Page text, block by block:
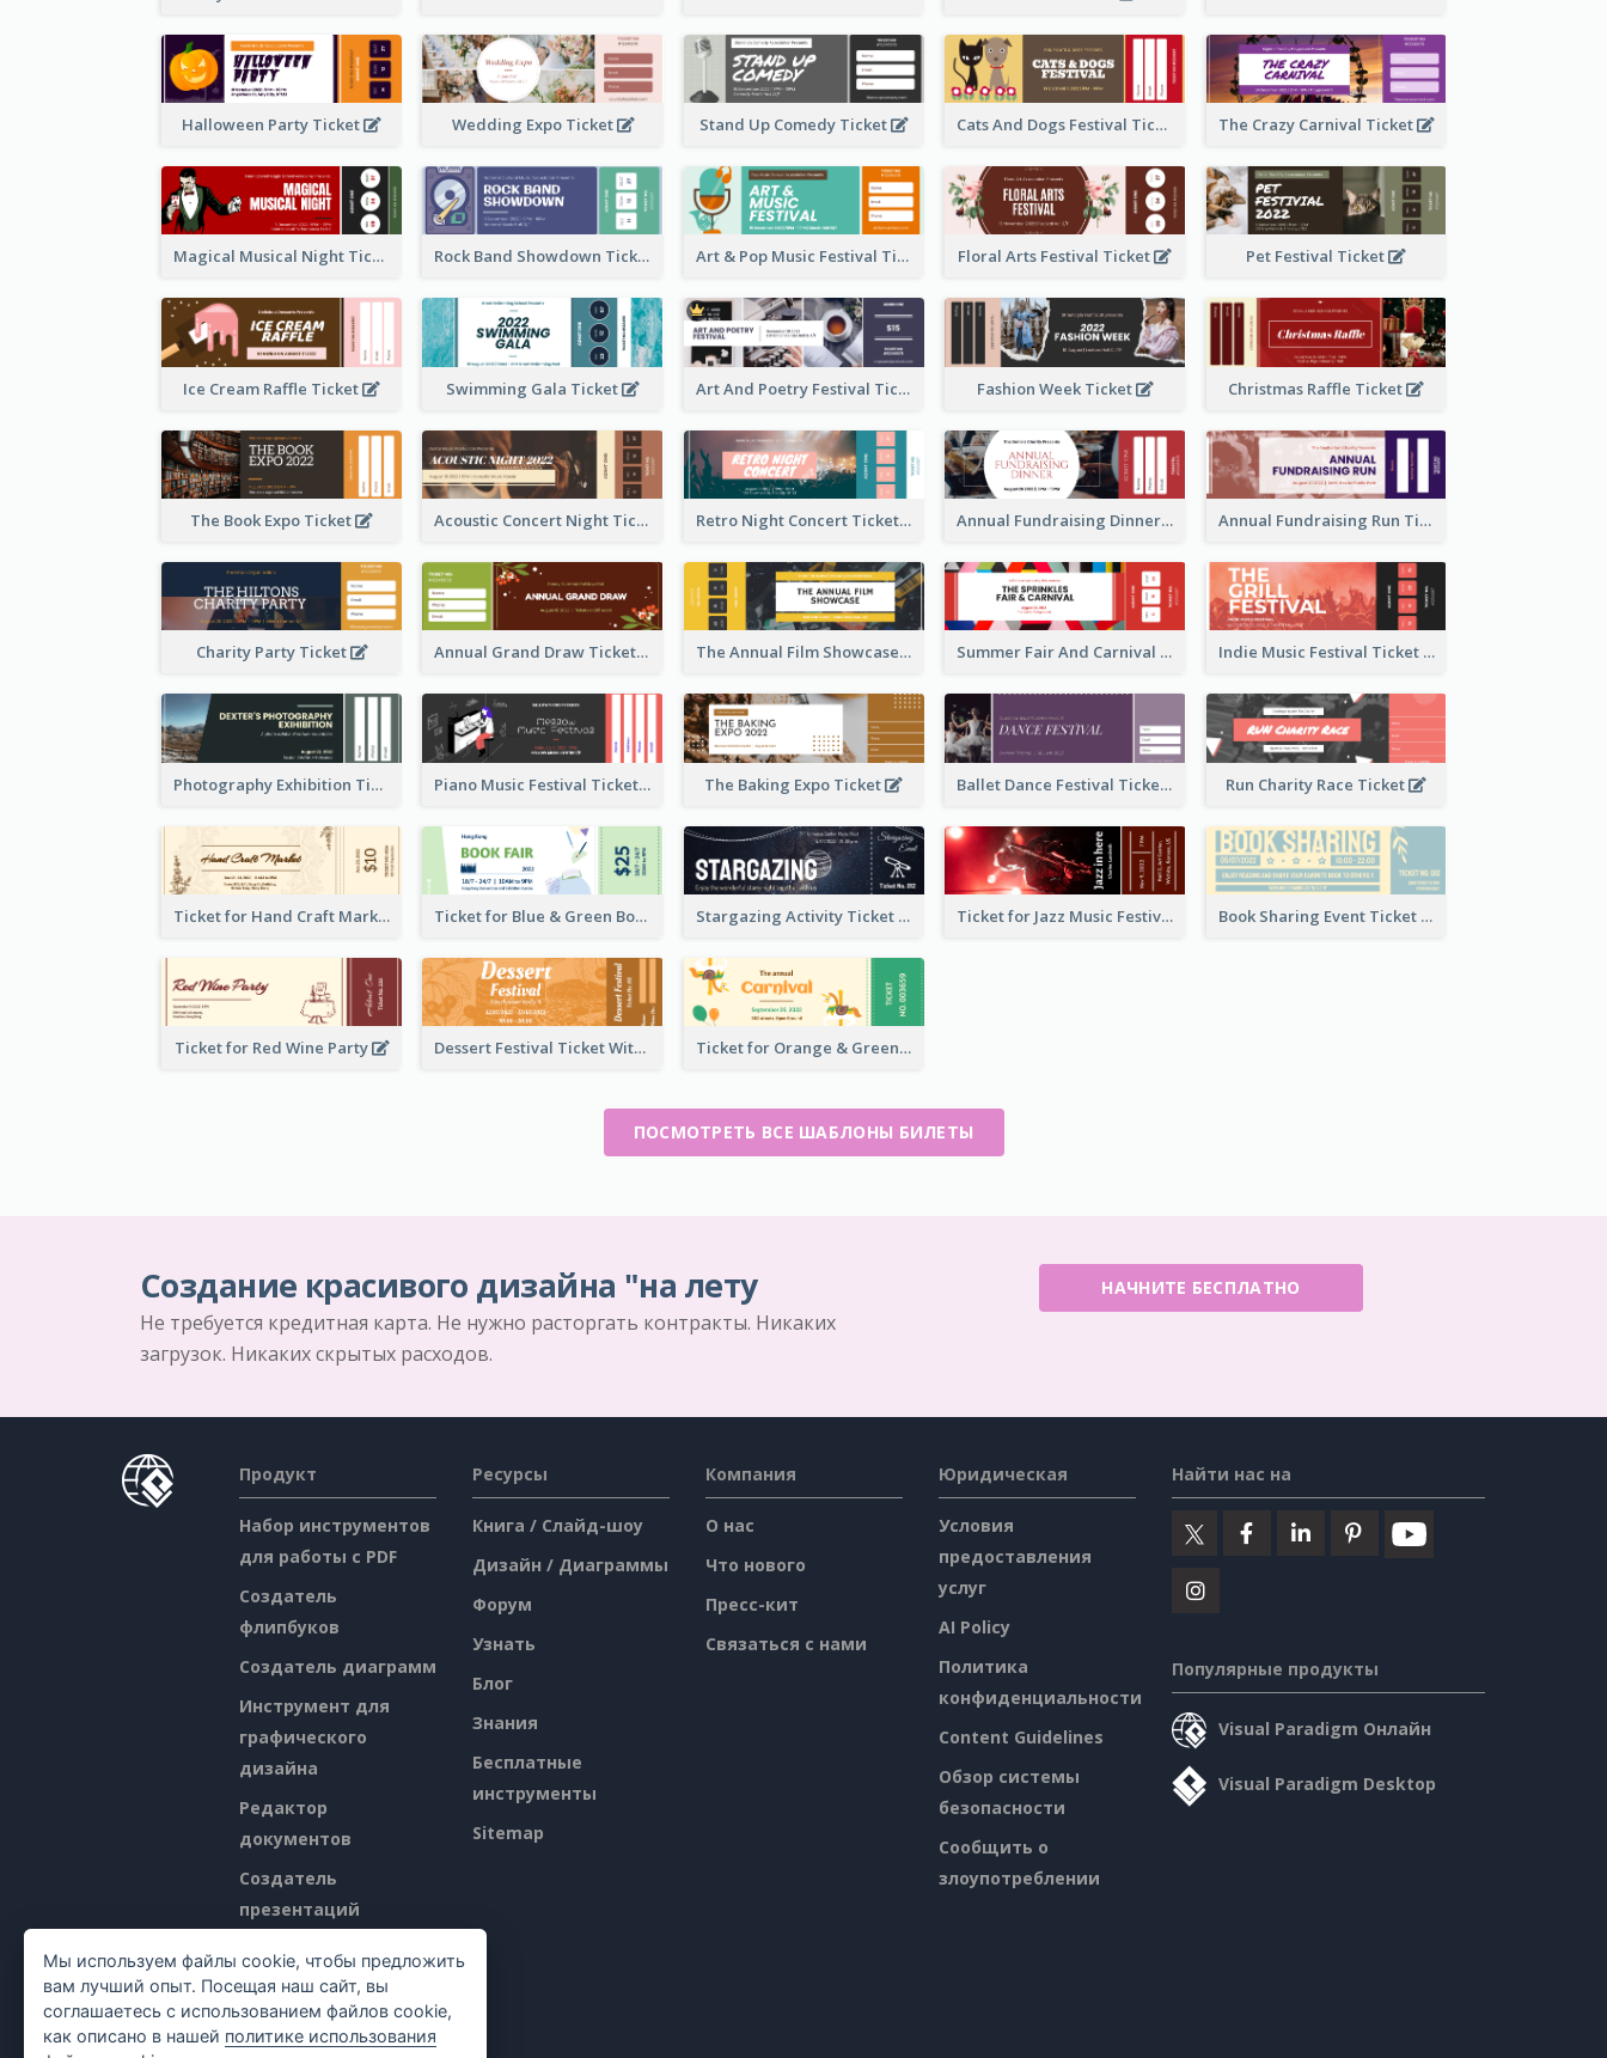
Halloween Party Ticket Wedding Expo Ticket Stand Up Comedy Ticket Cats And Dogs Festival Ticket The Crazy Carnival Ticket
Magical Musical Night Ticket Rock Band Showdown Ticket Art & Pop Music Festival Ticket Floral Arts Festival Ticket Pet Festival Ticket
Ice Cream Raffle Ticket Swimming Gala Ticket Art And Poetry Festival Ticket Fashion Week Ticket Christmas Raffle Ticket
The Book Expo Ticket Acoustic Concert Night Ticket Retro Night Concert Ticket Annual Fundraising Dinner Ticket Annual Fundraising Run Ticket
Charity Party Ticket Annual Grand Draw Ticket The Annual Film Showcase Ticket Summer Fair And Carnival Ticket Indie Music Festival Ticket
Photography Exhibition Ticket Piano Music Festival Ticket The Baking Expo Ticket Ballet Dance Festival Ticket Run Charity Race Ticket
Ticket for Hand Craft Market Ticket for Blue & Green Book Fair Stargazing Activity Ticket Ticket for Jazz Music Festival Book Sharing Event Ticket
Ticket for Red Wine Party Dessert Festival Ticket With Details Ticket for Orange & Green Carnival
ПОСМОТРЕТЬ ВСЕ ШАБЛОНЫ БИЛЕТЫ
Создание красивого дизайна "на лету
Не требуется кредитная карта. Не нужно расторгать контракты. Никаких
загрузок. Никаких скрытых расходов.
НАЧНИТЕ БЕСПЛАТНО
Продукт
Набор инструментов
для работы с PDF
Создатель
флипбуков
Создатель диаграмм
Инструмент для
графического
дизайна
Редактор
документов
Создатель
презентаций
Редактор
электронных таблиц
Ценообразование
Ресурсы
Книга / Слайд-шоу
Дизайн / Диаграммы
Форум
Узнать
Блог
Знания
Бесплатные
инструменты
Sitemap
Компания
О нас
Что нового
Пресс-кит
Связаться с нами
Юридическая
Условия
предоставления
услуг
AI Policy
Политика
конфиденциальности
Content Guidelines
Обзор системы
безопасности
Сообщить о
злоупотреблении
Найти нас на
Популярные продукты
Visual Paradigm Онлайн
Visual Paradigm Desktop
Мы используем файлы cookie, чтобы предложить
вам лучший опыт. Посещая наш сайт, вы
соглашаетесь с использованием файлов cookie,
как описано в нашей политике использования